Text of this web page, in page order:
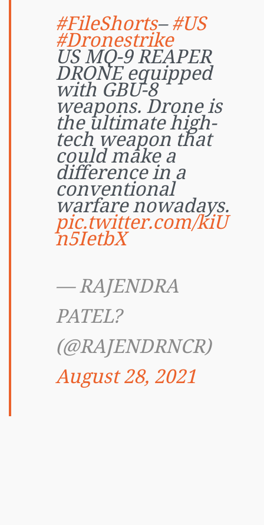
#FileShorts–#US
#Dronestrike
US MQ-9 REAPER
DRONE equipped
with GBU-8
weapons. Drone is
the ultimate high-
tech weapon that
could make a
difference in a
conventional
warfare nowadays.
pic.twitter.com/kiU
n5IetbX
— RAJENDRA
PATEL?
(@RAJENDRNCR)
August 28, 2021